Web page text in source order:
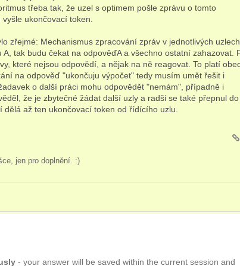
třeba tak, že uzel s optimem pošle zprávu o tomto
ukončovací token.
zřejmé: Mechanismus zpracování zpráv v jednotlivých uzlech
tak budu čekat na odpověďA a všechno ostatní zahazovat.
které nejsou odpovědí, a nějak na ně reagovat. To platí
na odpověď "ukončuju výpočet" tedy musím umět řešit i
o další práci mohu odpovědět "nemám", případně i
že je zbytečné žádat další uzly a radši se také přepnul do
až ten ukončovací token od řídícího uzlu.
jen pro doplnění. :)
- your answer will be saved within the current session and